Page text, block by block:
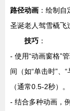
路径动画 ：绘制
圣诞老人驾雪橇飞
技巧 ：
- 使用“动画窗格”
间（如“单击时”、
（通常0.5-2秒）。
- 结合多种动画，